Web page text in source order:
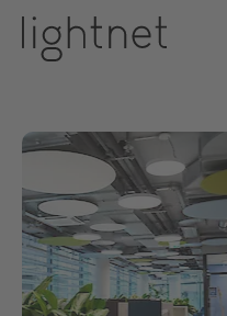
ES DE EN FR